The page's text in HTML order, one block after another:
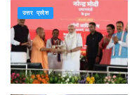
उत्तर प्रदेश